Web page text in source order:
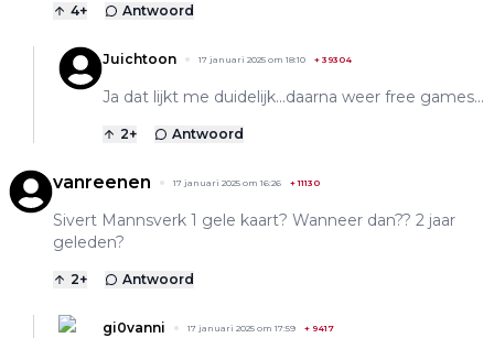
4+ Antwoord
Juichtoon 17 januari 2025 om 18:10 + 39304
Ja dat lijkt me duidelijk...daarna weer free games...
2+ Antwoord
vanreenen 17 januari 2025 om 16:26 +11130
Sivert Mannsverk 1 gele kaart? Wanneer dan?? 2 jaar
geleden?
2+ Antwoord
gi0vanni 17 januari 2025 om 17:59 + 9417